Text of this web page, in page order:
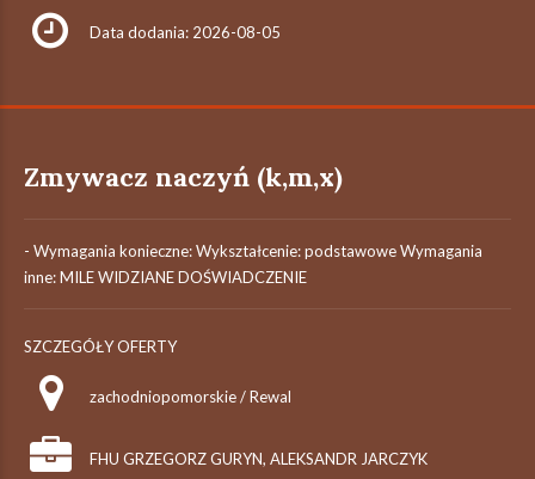
Data dodania: 2026-08-05
Zmywacz naczyń (k,m,x)
- Wymagania konieczne: Wykształcenie: podstawowe Wymagania
inne: MILE WIDZIANE DOŚWIADCZENIE
SZCZEGÓŁY OFERTY
zachodniopomorskie / Rewal
FHU GRZEGORZ GURYN, ALEKSANDR JARCZYK